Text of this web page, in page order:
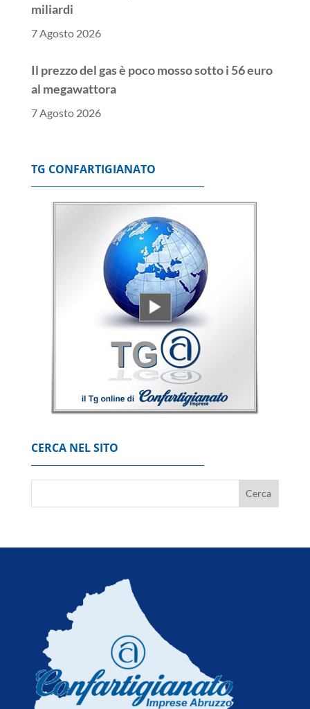
miliardi
7 Agosto 2026
Il prezzo del gas è poco mosso sotto i 56 euro
al megawattora
7 Agosto 2026
ridosso dei 77 punti base
Borsa: l'Europa chiude positiva, Francoforte
Borsa: Milano chiude piatta a +0,06%, in luce
'Possibili crepe nella fusoliera', Usa ordinano
ispezione sui Boeing 737 Max
Codacons, su primo esodo estivo stangata
8 Agosto 2026
TG CONFARTIGIANATO
CERCA NEL SITO